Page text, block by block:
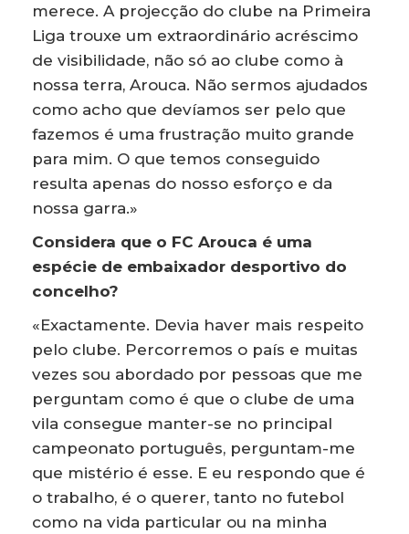
merece. A projecção do clube na Primeira
Liga trouxe um extraordinário acréscimo
de visibilidade, não só ao clube como à
nossa terra, Arouca. Não sermos ajudados
como acho que devíamos ser pelo que
fazemos é uma frustração muito grande
para mim. O que temos conseguido
resulta apenas do nosso esforço e da
nossa garra.»
Considera que o FC Arouca é uma
espécie de embaixador desportivo do
concelho?
«Exactamente. Devia haver mais respeito
pelo clube. Percorremos o país e muitas
vezes sou abordado por pessoas que me
perguntam como é que o clube de uma
vila consegue manter-se no principal
campeonato português, perguntam-me
que mistério é esse. E eu respondo que é
o trabalho, é o querer, tanto no futebol
como na vida particular ou na minha